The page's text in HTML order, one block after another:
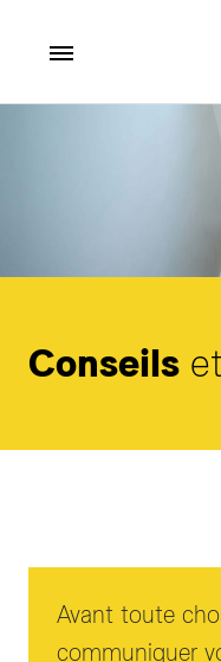
Conseils
Avant toute
communiquer